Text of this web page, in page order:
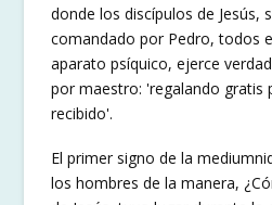
donde los discípulos de Jesús,
comandado por Pedro, todos
aparato psíquico, ejerce
por maestro: 'regalando gratis
recibido'.
El primer signo de la
los hombres de la manera,